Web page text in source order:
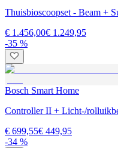
Thuisbioscoopset - Beam +
€ 1.456,00€ 1.249,95
-35 %
Bosch Smart Home
Controller II + Licht-/
€ 699,55€ 449,95
-34 %